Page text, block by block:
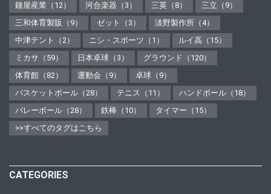
鐘屋産業（12）
河合楽器（3） 三英（8）
三立（9）
三和体育製販（9）
ゼット（3）
淡野製作所（4）
中津テント（2）
ニシ・スポーツ（1）
ルイ高（15）
ミカサ（59）
日本卓球（3）
グラウンド（120）
体育館（82）
運動会（9）
卓球（9）
バスケットボール（28）
テニス（11）
ハンドボール（18）
バレーボール（28）
鉄棒（10）
タイマー（15）
>>すべてのタグはこちら
CATEGORIES